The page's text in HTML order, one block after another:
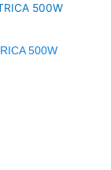
500W